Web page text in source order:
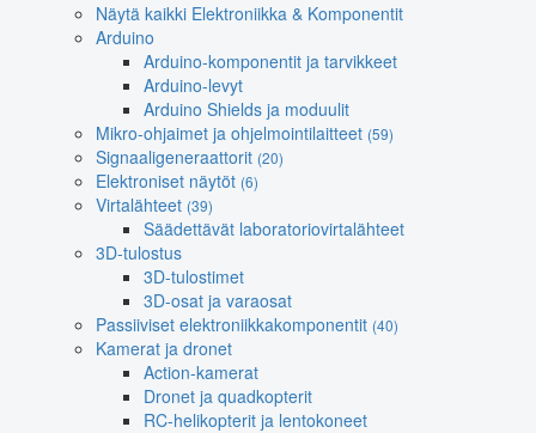
Näytä kaikki Elektroniikka & Komponentit
Arduino
Arduino-komponentit ja tarvikkeet
Arduino-levyt
Arduino Shields ja moduulit
Mikro-ohjaimet ja ohjelmointilaitteet (59)
Signaaligeneraattorit (20)
Elektroniset näytöt (6)
Virtalähteet (39)
Säädettävät laboratoriovirtalähteet
3D-tulostus
3D-tulostimet
3D-osat ja varaosat
Passiiviset elektroniikkakomponentit (40)
Kamerat ja dronet
Action-kamerat
Dronet ja quadkopterit
RC-helikopterit ja lentokoneet